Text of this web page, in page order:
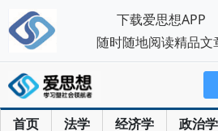
首页 法学 经济学 政治学
下载爱思想APP
随时随地阅读精品文